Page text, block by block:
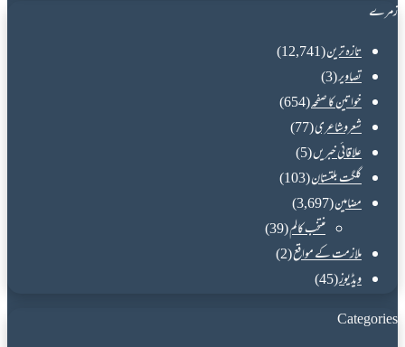
زمرے
تازہ ترین(12,741)
تصاویر(3)
خواتین کا صفحہ(654)
شعروشاعری(77)
علاقائی خبریں(5)
گلگت بلتستان(103)
مضامین(3,697)
منتخب کالم(39)
ملازمت کے مواقع(2)
ویڈیوز(45)
Categories